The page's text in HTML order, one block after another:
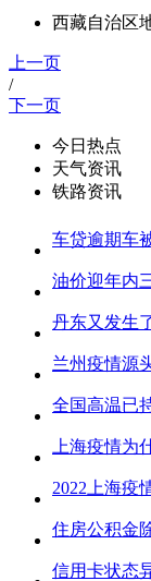
西藏自治区
上一页
/
下一页
今日热点
天气资讯
铁路资讯
车贷逾期车
油价迎年内
丹东又发生
兰州疫情源
全国高温已
上海疫情为
2022上海疫
住房公积金
信用卡状态